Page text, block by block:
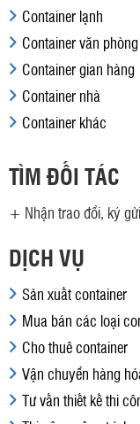
Container lạnh
Container văn phòng
Container gian hàng
Container nhà
Container khác
TÌM ĐỐI TÁC
+ Nhận trao đổi, ký
DỊCH VỤ
Sản xuất container
Mua bán các loại
Cho thuê container
Vận chuyển hàng
Tư vấn thiết kế thi